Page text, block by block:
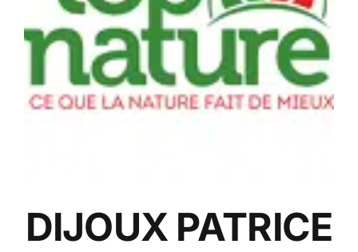
DIJOUX PATRICE